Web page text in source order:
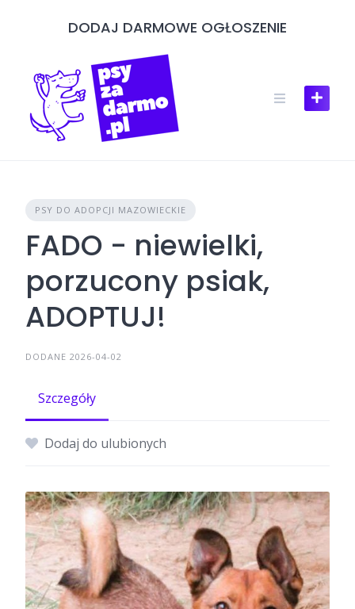
DODAJ DARMOWE OGŁOSZENIE
PSY DO ADOPCJI MAZOWIECKIE
FADO - niewielki,
porzucony psiak,
ADOPTUJ!
DODANE 2026-04-02
Szczegóły
Dodaj do ulubionych